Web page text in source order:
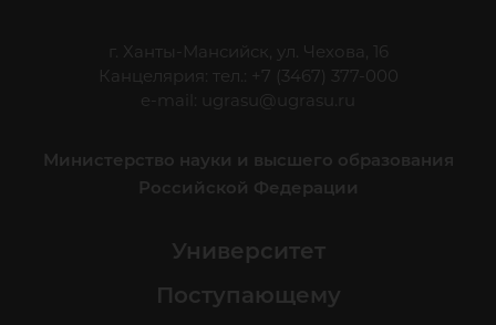
г. Ханты-Мансийск, ул. Чехова, 16
Канцелярия: тел.: +7 (3467) 377-000
e-mail:
ugrasu@ugrasu.ru
Министерство науки и высшего образования
Российской Федерации
Университет
Поступающему